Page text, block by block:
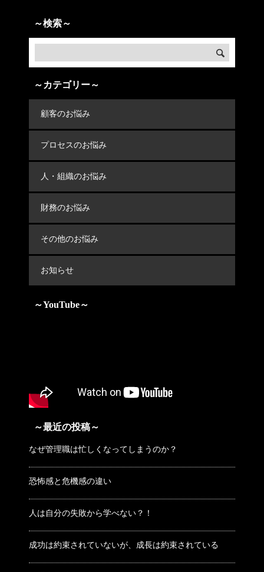
～検索～
～カテゴリー～
顧客のお悩み
プロセスのお悩み
人・組織のお悩み
財務のお悩み
その他のお悩み
お知らせ
～YouTube～
～最近の投稿～
なぜ管理職は忙しくなってしまうのか？
恐怖感と危機感の違い
人は自分の失敗から学べない？！
成功は約束されていないが、成長は約束されている